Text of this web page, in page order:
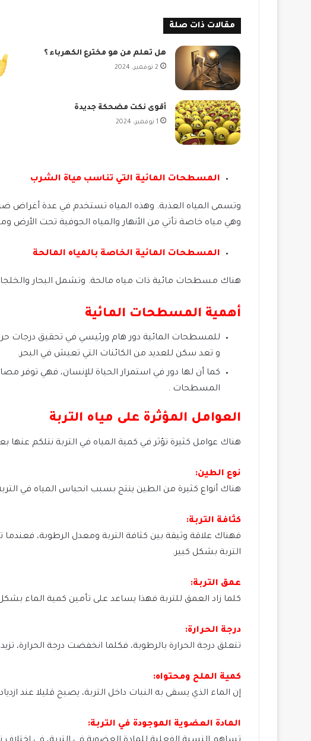
مقالات ذات صلة
هل تعلم من هو مخترع الكهرباء ؟
2 نوفمبر، 2024
أقوى نكت مضحكة جديدة
1 نوفمبر، 2024
المسطحات المائية التي تناسب مياة الشرب
وتسمى المياه العذبة. وهذه المياه تستخدم في عدة أغراض
وهي مياه خاصة تأتي من الأنهار والمياه الجوفية تحت الأرض
المسطحات المائية الخاصة بالمياه المالحة
هناك مسطحات مائية ذات مياه مالحة. وتشمل البحار
أهمية المسطحات المائية
للمسطحات المائية دور هام ورئيسي في تحقيق درجات
و تعد سكن للعديد من الكائنات التي تعيش في البحر.
كما أن لها دور في استمرار الحياة للإنسان، فهي توفر
المسطحات .
العوامل المؤثرة على مياه التربة
هناك عوامل كثيرة تؤثر في كمية المياه في التربة نتلكم عنها
نوع الطين:
هناك أنواع كثيرة من الطين ينتج بسبب انحباس المياه في
كثافة التربة:
فهناك علاقة وثيقة بين كثافة التربة ومعدل الرطوبة، فعندما
التربة بشكل كبير.
عمق التربة:
كلما زاد العمق للتربة فهذا يساعد على تأمين كمية الماء
درجة الحرارة:
تتعلق درجة الحرارة بالرطوبة، فكلما انخفضت درجة الحرارة،
كمية الملح ومحتواه:
إن الماء الذي يسقى به النبات داخل التربة، يصبح قليلا عند
المادة العضوية الموجودة في التربة: